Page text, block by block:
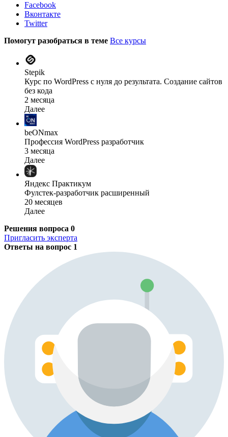
Facebook
Вконтакте
Twitter
Помогут разобраться в теме Все курсы
Stepik
Курс по WordPress с нуля до результата. Создание сайтов
без кода
2 месяца
Далее
beONmax
Профессия WordPress разработчик
3 месяца
Далее
Яндекс Практикум
Фулстек-разработчик расширенный
20 месяцев
Далее
Решения вопроса 0
Пригласить эксперта
Ответы на вопрос 1